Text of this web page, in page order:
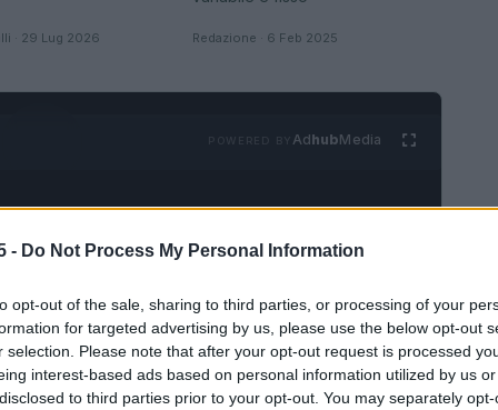
- Do Not Process My Personal Information
opt-out of the sale, sharing to third parties, or processing of your
for targeted advertising by us, please use the below opt-out
selection. Please note that after your opt-out request is processed
interest-based ads based on personal information utilized by us
to third parties prior to your opt-out. You may separately
· 29 Lug 2026 Redazione · 6 Feb 2025
POWERED BY AdhubMedia
VEDI TUTTI →